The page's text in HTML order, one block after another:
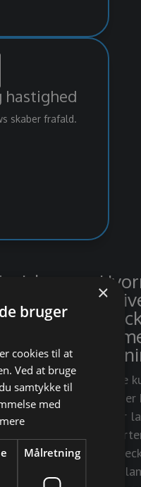
hastighed
skaber frafald.
ser i
felter i
eller
Mange
Du har
Din
virker
×
bruger
cookies til at
Ved at bruge
samtykke til
med
Målretning